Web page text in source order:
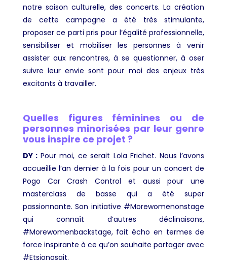
notre saison culturelle, des concerts. La création
de cette campagne a été très stimulante,
proposer ce parti pris pour l’égalité professionnelle,
sensibiliser et mobiliser les personnes à venir
assister aux rencontres, à se questionner, à oser
suivre leur envie sont pour moi des enjeux très
excitants à travailler.
Quelles figures féminines ou de
personnes minorisées par leur genre
vous inspire ce projet ?
DY : Pour moi, ce serait Lola Frichet. Nous l’avons
accueillie l’an dernier à la fois pour un concert de
Pogo Car Crash Control et aussi pour une
masterclass de basse qui a été super
passionnante. Son initiative #Morewomenonstage
qui connaît d’autres déclinaisons,
#Morewomenbackstage, fait écho en termes de
force inspirante à ce qu’on souhaite partager avec
#Etsionosait.